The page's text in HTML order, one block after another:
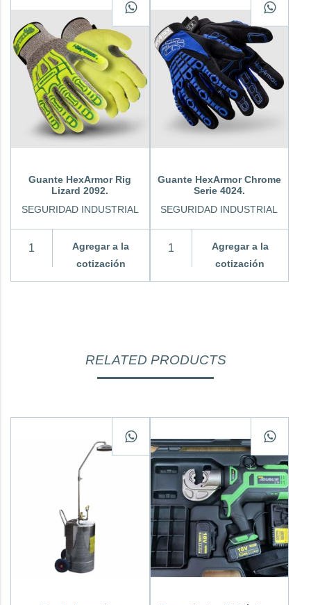
Guante HexArmor Rig
Lizard 2092.
SEGURIDAD INDUSTRIAL
Agregar a la
cotización
Guante HexArmor Chrome
Serie 4024.
SEGURIDAD INDUSTRIAL
Agregar a la
cotización
RELATED PRODUCTS